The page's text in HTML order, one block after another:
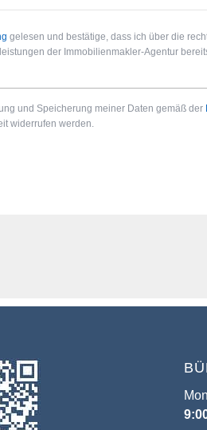
gelesen und bestätige, dass ich über die
der Immobilienmakler-Agentur
und Speicherung meiner Daten gemäß der
widerrufen werden.